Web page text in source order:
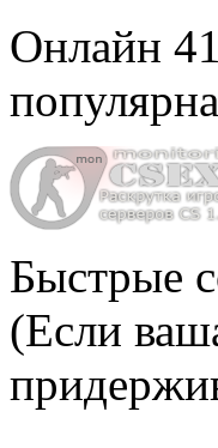
Онлайн
Быстрые
(Если